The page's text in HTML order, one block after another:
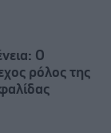
Ο
ρόλος της